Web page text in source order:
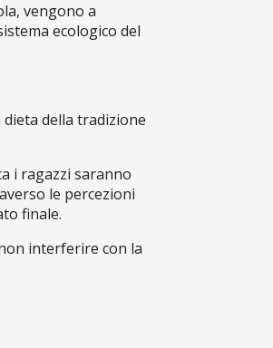
vengono a
ecologico del
della tradizione
i ragazzi saranno
le percezioni
finale.
interferire con la